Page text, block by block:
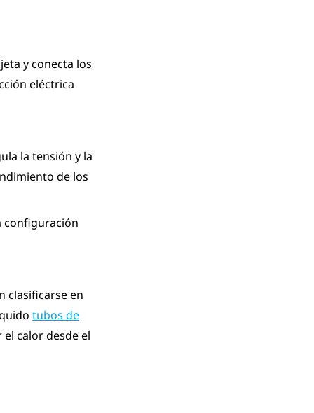
y conecta los
eléctrica
la tensión y la
de los
configuración
clasificarse en
tubos de
calor desde el